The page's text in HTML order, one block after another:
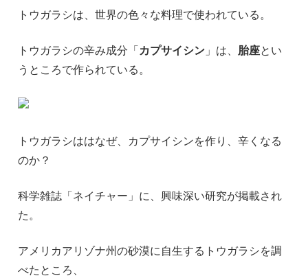
トウガラシは、世界の色々な料理で使われている。
トウガラシの辛み成分「カプサイシン」は、 胎座とい
うところで作られている。
トウガラシははなぜ、カプサイシンを作り、辛くなる
のか？
科学雑誌「ネイチャー」に、興味深い研究が掲載され
た。
アメリカアリゾナ州の砂漠に自生するトウガラシを調
べたところ、